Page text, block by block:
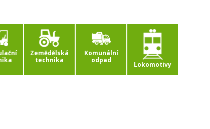
Zemědělská
technika
Komunální
odpad
Lokomotivy